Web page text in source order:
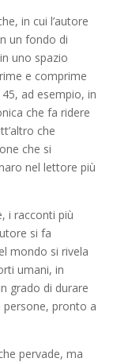
in cui l’autore
un fondo di
uno spazio
e comprime
ad esempio, in
che fa ridere
che
che si
nel lettore più
i racconti più
si fa
mondo si rivela
umani, in
grado di durare
pronto a
pervade, ma